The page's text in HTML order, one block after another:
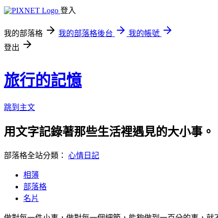
登入
我的部落格 我的部落格後台
我的帳號
登出
旅行的記憶
跳到主文
用文字記錄著那些生活裡遇見的大小事。
部落格全站分類： 心情日記
相簿
部落格
名片